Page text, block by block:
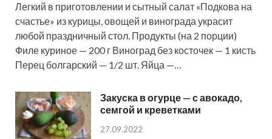
Легкий в приготовлении и сытный салат «Подкова на
счастье» из курицы, овощей и винограда украсит
любой праздничный стол. Продукты (на 2 порции)
Филе куриное — 200 г Виноград без косточек — 1 кисть
Перец болгарский — 1/2 шт. Яйца —…
Закуска в огурце — с авокадо,
семгой и креветками
27.09.2022